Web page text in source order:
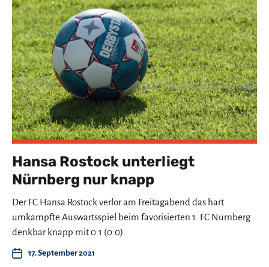
Hansa Rostock unterliegt
Nürnberg nur knapp
Der FC Hansa Rostock verlor am Freitagabend das hart
umkämpfte Auswärtsspiel beim favorisierten 1. FC Nürnberg
denkbar knapp mit 0:1 (0:0).
17. September 2021